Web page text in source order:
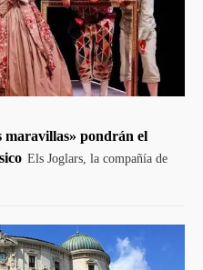
maravillas» pondrán el
Els Joglars, la compañía de